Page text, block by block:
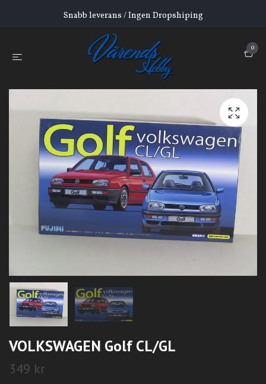
Snabb leverans / Ingen Dropshiping
0
VOLKSWAGEN Golf CL/GL
349 kr